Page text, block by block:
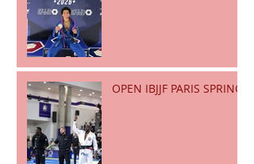
OPEN IBJJF PARIS SPRING